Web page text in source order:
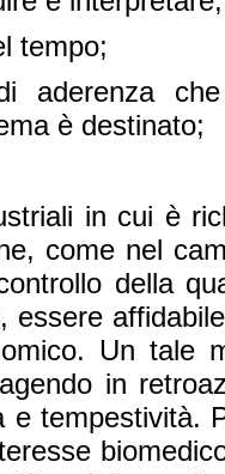
tempo;
aderenza
è destinato;
in cui è
come nel
della
essere
Un tale
in
e tempestività.